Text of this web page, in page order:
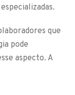
que
pode
aspecto. A